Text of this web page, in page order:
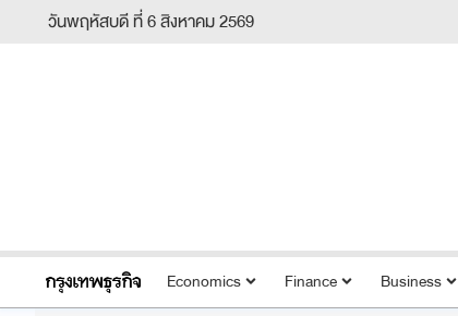
วันพฤหัสบดี ที่ 6 สิงหาคม 2569
Economics Finance Business